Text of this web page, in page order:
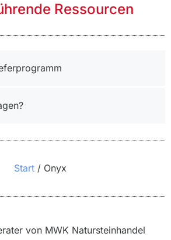
Ressourcen
Start Onyx
von MWK Natursteinhandel